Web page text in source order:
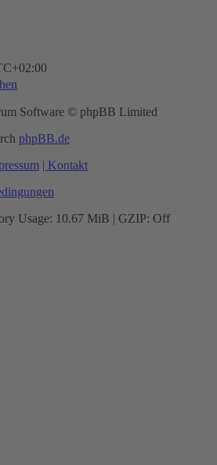
Software © phpBB Limited
phpBB.de
| Kontakt
Usage: 10.67 MiB | GZIP: Off